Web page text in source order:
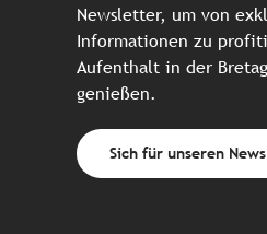
Newsletter, um von
Informationen zu
Aufenthalt in der
genießen.
Sich für unseren